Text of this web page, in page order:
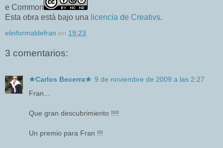
e Common
Esta obra está bajo una licencia de Creativs.
elinformaldefran en 19:23
3 comentarios:
★Carlos Becerra★ 9 de noviembre de 2009 a las 2:27
Fran...
Que gran descubrimiento !!!!
Un premio para Fran !!!